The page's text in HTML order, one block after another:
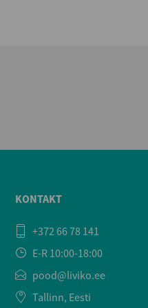
KONTAKT
+372 66 78 141
E-R 10:00-18:00
pood@liviko.ee
Tallinn, Eesti